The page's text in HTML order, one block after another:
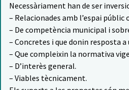
Necessàriament han de ser
– Relacionades amb l’espai
– De competència municipal i
– Concretes i que donin resposta
– Que compleixin la normativa
– D’interès general.
– Viables tècnicament.